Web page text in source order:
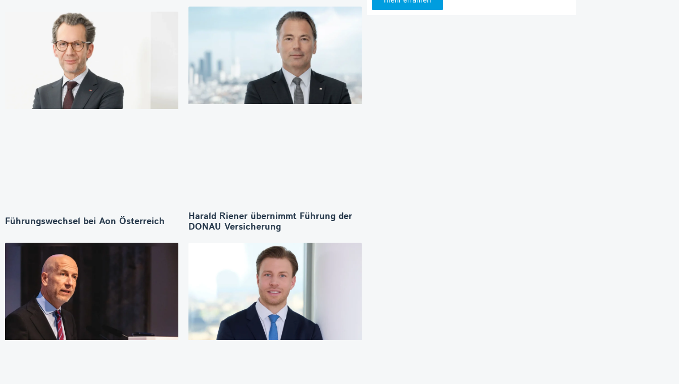
Führungswechsel bei Aon Österreich
Harald Riener übernimmt Führung der
DONAU Versicherung